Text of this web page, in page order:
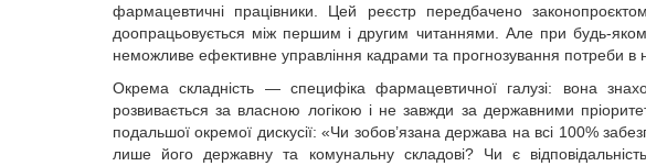
фармацевтичні працівники. Цей реєстр передбачено
доопрацьовується між першим і другим читаннями. Але при будь-
неможливе ефективне управління кадрами та прогнозування потреби в
Окрема складність — специфіка фармацевтичної галузі: вона
розвивається за власною логікою і не завжди за державними
подальшої окремої дискусії: «Чи зобов’язана держава на всі 100%
лише його державну та комунальну складові? Чи є